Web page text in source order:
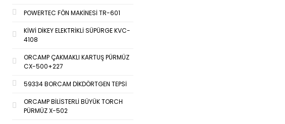
POWERTEC FÖN MAKİNESİ TR-601
KİWİ DİKEY ELEKTRİKLİ SÜPÜRGE KVC-
4108
ORCAMP ÇAKMAKLI KARTUŞ PÜRMÜZ
CX-500+227
59334 BORCAM DİKDÖRTGEN TEPSİ
ORCAMP BİLİSTERLİ BÜYÜK TORCH
PÜRMÜZ X-502